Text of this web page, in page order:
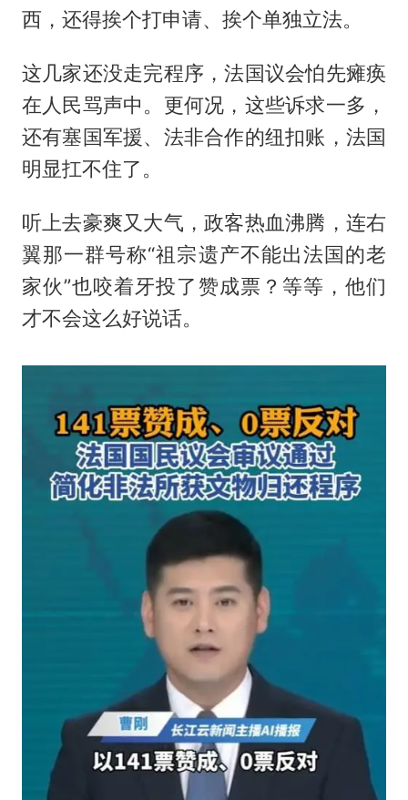
西，还得挨个打申请、挨个单独立法。
这几家还没走完程序，法国议会怕先瘫痪
在人民骂声中。更何况，这些诉求一多，
还有塞国军援、法非合作的纽扣账，法国
明显扛不住了。
听上去豪爽又大气，政客热血沸腾，连右
翼那一群号称“祖宗遗产不能出法国的老
家伙”也咬着牙投了赞成票？等等，他们
才不会这么好说话。